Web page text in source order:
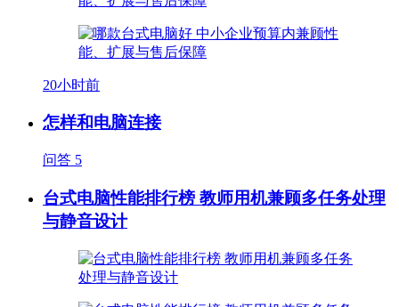
20小时前
怎样和电脑连接
问答 5
台式电脑性能排行榜 教师用机兼顾多任务处理
与静音设计